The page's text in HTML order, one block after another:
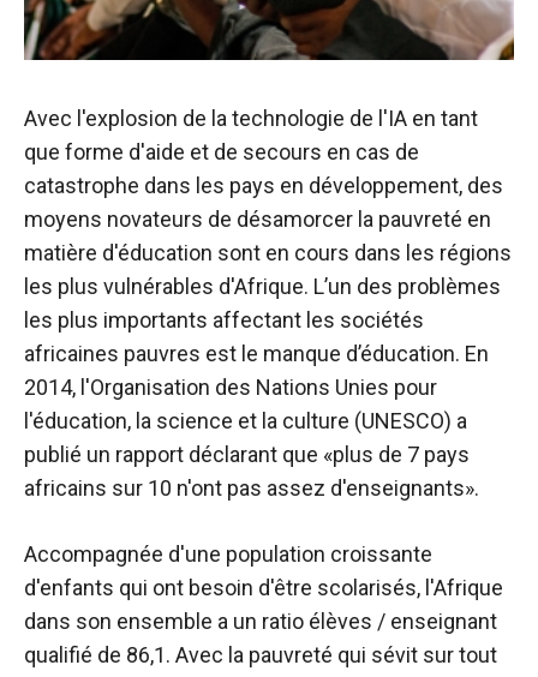
Avec l'explosion de la technologie de l'IA en tant
que forme d'aide et de secours en cas de
catastrophe dans les pays en développement, des
moyens novateurs de désamorcer la pauvreté en
matière d'éducation sont en cours dans les régions
les plus vulnérables d'Afrique. L’un des problèmes
les plus importants affectant les sociétés
africaines pauvres est le manque d’éducation. En
2014, l'Organisation des Nations Unies pour
l'éducation, la science et la culture (UNESCO) a
publié un rapport déclarant que «plus de 7 pays
africains sur 10 n'ont pas assez d'enseignants».
Accompagnée d'une population croissante
d'enfants qui ont besoin d'être scolarisés, l'Afrique
dans son ensemble a un ratio élèves / enseignant
qualifié de 86,1. Avec la pauvreté qui sévit sur tout